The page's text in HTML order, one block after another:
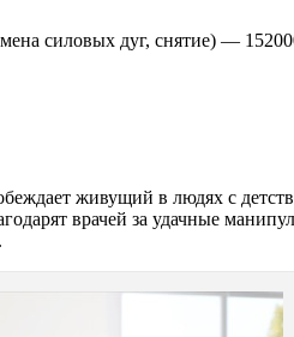
силовых дуг, снятие) —
живущий в людях с
врачей за удачные